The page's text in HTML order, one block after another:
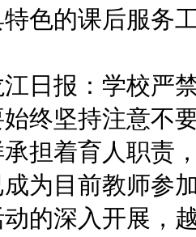
色的课后服务
报：学校严禁
终坚持注意不
担着育人职责
为目前教师参
的深入开展，